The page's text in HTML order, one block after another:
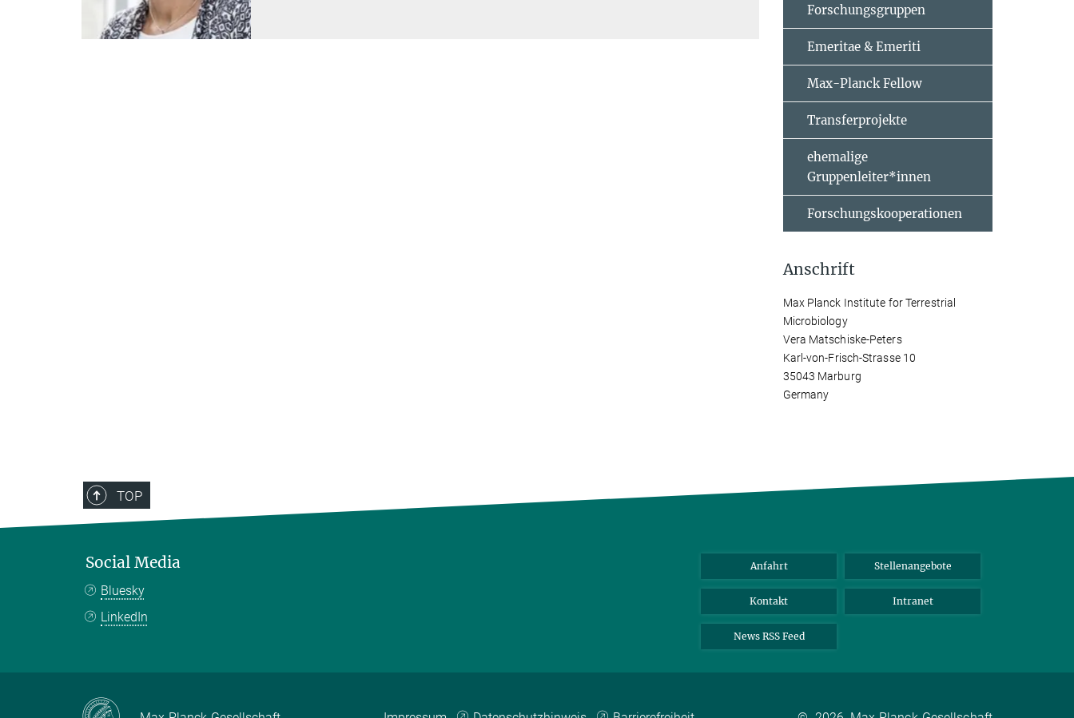
Forschungsgruppen
Emeritae & Emeriti
Max-Planck Fellow
Transferprojekte
ehemalige
Gruppenleiter*innen
Forschungskooperationen
Anschrift
Max Planck Institute for Terrestrial
Microbiology
Vera Matschiske-Peters
Karl-von-Frisch-Strasse 10
35043 Marburg
Germany
TOP
Social Media
Bluesky
LinkedIn
Anfahrt Stellenangebote
Kontakt Intranet
News RSS Feed